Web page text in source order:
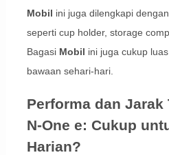
Mobil ini juga dilengkapi
seperti cup holder, storage
Bagasi Mobil ini juga cukup
bawaan sehari-hari.
Performa dan Jarak
N-One e: Cukup
Harian?